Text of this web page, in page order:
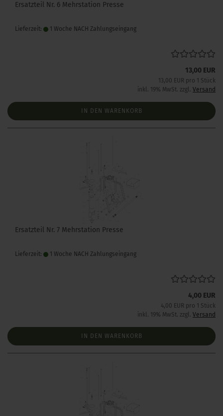
Ersatzteil Nr. 6 Mehrstation Presse
Lieferzeit: 1 Woche NACH Zahlungseingang
13,00 EUR
13,00 EUR pro 1 Stück
inkl. 19% MwSt. zzgl. Versand
IN DEN WARENKORB
Ersatzteil Nr. 7 Mehrstation Presse
Lieferzeit: 1 Woche NACH Zahlungseingang
4,00 EUR
4,00 EUR pro 1 Stück
inkl. 19% MwSt. zzgl. Versand
IN DEN WARENKORB